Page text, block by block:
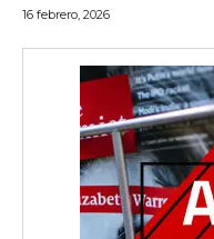
16 febrero, 2026